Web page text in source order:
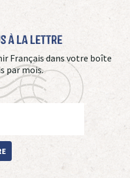
à La Lettre
Français dans votre boîte
par mois.